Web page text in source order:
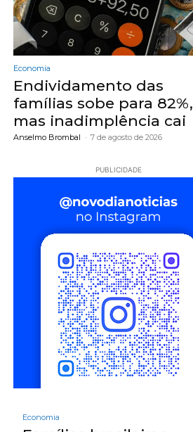
Economia
Endividamento das
famílias sobe para 82%,
mas inadimplência cai
Anselmo Brombal - 7 de agosto de 2026
PUBLICIDADE
Economia